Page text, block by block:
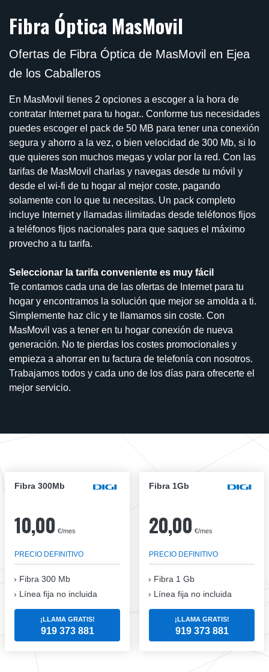
Fibra Óptica MasMovil
Ofertas de Fibra Óptica de MasMovil en Ejea
de los Caballeros
En MasMovil tienes 2 opciones a escoger a la hora de
contratar Internet para tu hogar.. Conforme tus necesidades
puedes escoger el pack de 50 MB para tener una conexión
segura y ahorro a la vez, o bien velocidad de 300 Mb, si lo
que quieres son muchos megas y volar por la red. Con las
tarifas de MasMovil charlas y navegas desde tu móvil y
desde el wi-fi de tu hogar al mejor coste, pagando
solamente con lo que tu necesitas. Un pack completo
incluye Internet y llamadas ilimitadas desde teléfonos fijos
a teléfonos fijos nacionales para que saques el máximo
provecho a tu tarifa.
Seleccionar la tarifa conveniente es muy fácil
Te contamos cada una de las ofertas de Internet para tu
hogar y encontramos la solución que mejor se amolda a ti.
Simplemente haz clic y te llamamos sin coste. Con
MasMovil vas a tener en tu hogar conexión de nueva
generación. No te pierdas los costes promocionales y
empieza a ahorrar en tu factura de telefonía con nosotros.
Trabajamos todos y cada uno de los días para ofrecerte el
mejor servicio.
Fibra 300Mb
10,00 €/mes
PRECIO DEFINITIVO
Fibra 300 Mb
Línea fija no incluida
¡LLAMA GRATIS!
919 373 881
Fibra 1Gb
20,00 €/mes
PRECIO DEFINITIVO
Fibra 1 Gb
Línea fija no incluida
¡LLAMA GRATIS!
919 373 881